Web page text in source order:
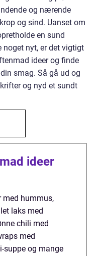
og nærende
og sind. Uanset om
en sund
noget nyt, er det vigtigt
ideer og finde
smag. Så gå ud og
og nyd et sundt
ideer
med hummus,
laks med
chili med
med
suppe og mange